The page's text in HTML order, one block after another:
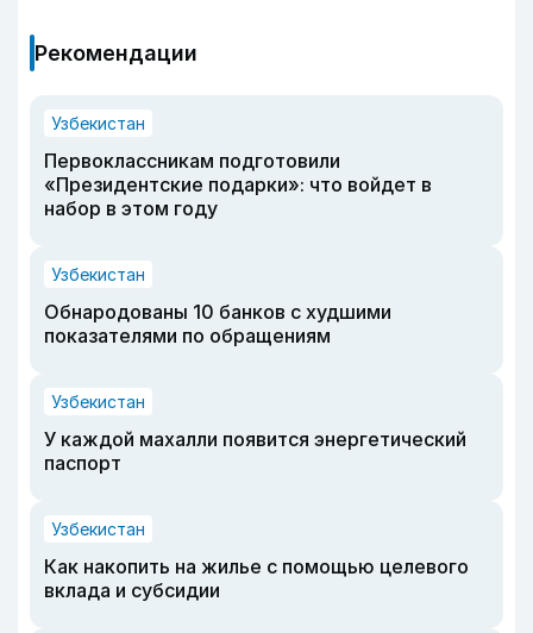
Рекомендации
Узбекистан
Первоклассникам подготовили
«Президентские подарки»: что войдет в
набор в этом году
Узбекистан
Обнародованы 10 банков с худшими
показателями по обращениям
Узбекистан
У каждой махалли появится энергетический
паспорт
Узбекистан
Как накопить на жилье с помощью целевого
вклада и субсидии